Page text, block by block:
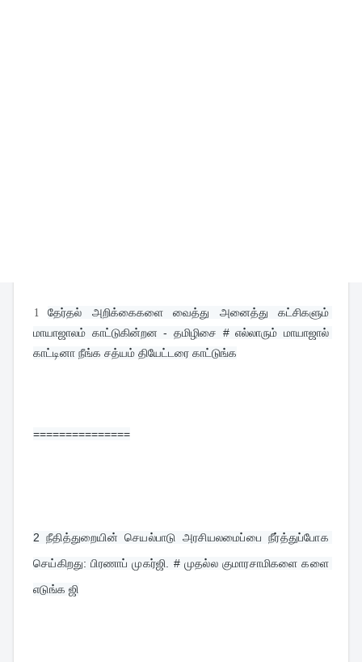
1தேர்தல் அறிக்கைகளை வைத்து அனைத்து கட்சிகளும்
மாயாஜாலம் காட்டுகின்றன - தமிழிசை # எல்லாரும் மாயாஜால்
காட்டினா நீங்க சத்யம் தியேட்டரை காட்டுங்க
===============
2 நீதித்துறையின் செயல்பாடு அரசியலமைப்பை நீர்த்துப்போக
செய்கிறது: பிரணாப் முகர்ஜி. # முதல்ல குமாரசாமிகளை களை
எடுங்க ஜி